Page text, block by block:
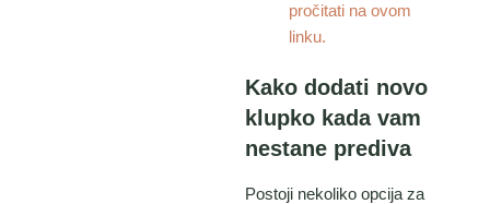
pročitati na ovom
linku.
Kako dodati novo
klupko kada vam
nestane prediva
Postoji nekoliko opcija za